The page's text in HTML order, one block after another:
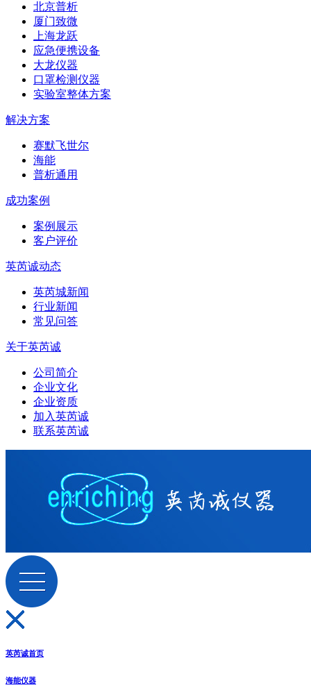
北京普析
厦门致微
上海龙跃
应急便携设备
大龙仪器
口罩检测仪器
实验室整体方案
解决方案
赛默飞世尔
海能
普析通用
成功案例
案例展示
客户评价
英芮诚动态
英芮城新闻
行业新闻
常见问答
关于英芮诚
公司简介
企业文化
企业资质
加入英芮诚
联系英芮诚
英芮诚首页
海能仪器